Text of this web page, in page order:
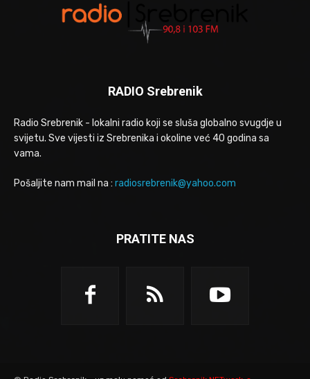
RADIO Srebrenik
Radio Srebrenik - lokalni radio koji se sluša globalno svugdje u
svijetu. Sve vijesti iz Srebrenika i okoline već 40 godina sa
vama.
Pošaljite nam mail na : radiosrebrenik@yahoo.com
PRATITE NAS